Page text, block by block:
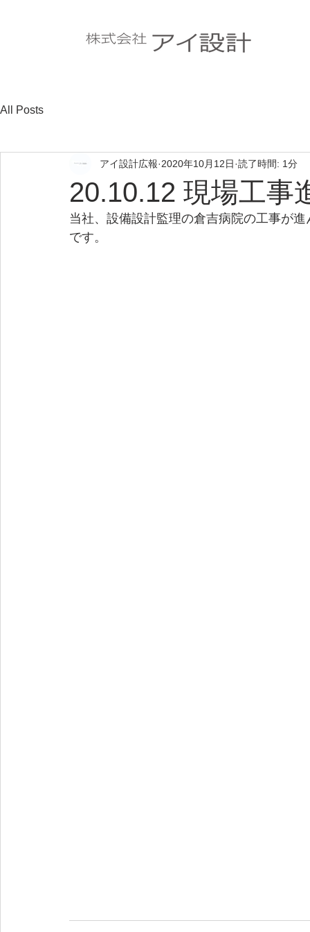
All Posts
20.10.12 現場工事
アイ設計広報 2020年10月12日 読了時間: 1分
当社、設備設計監理の倉吉病院の工事が
です。